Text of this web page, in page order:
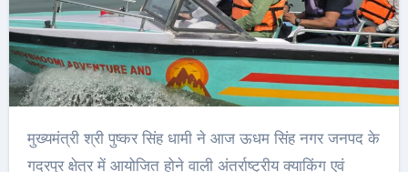
मुख्यमंत्री श्री पुष्कर सिंह धामी ने आज ऊधम सिंह नगर जनपद के
गदरपुर क्षेत्र में आयोजित होने वाली अंतर्राष्ट्रीय क्याकिंग एवं